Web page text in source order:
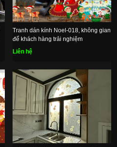
Tranh dán kính Noel-018, không gian
để khách hàng trải nghiệm
Liên hệ